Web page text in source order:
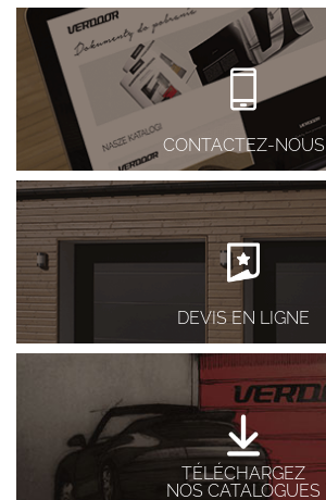
CONTACTEZ-NOUS
DEVIS EN LIGNE
TÉLÉCHARGEZ
NOS CATALOGUES